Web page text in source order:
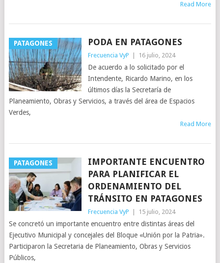
Read More
PATAGONES PODA EN PATAGONES
Frecuencia VyP 16 julio, 2024
De acuerdo a lo solicitado por el
Intendente, Ricardo Marino, en los
últimos días la Secretaría de
Planeamiento, Obras y Servicios, a través del área de Espacios
Verdes,
Read More
PATAGONES
IMPORTANTE ENCUENTRO
PARA PLANIFICAR EL
ORDENAMIENTO DEL
TRÁNSITO EN PATAGONES
Frecuencia VyP 15 julio, 2024
Se concretó un importante encuentro entre distintas áreas del
Ejecutivo Municipal y concejales del Bloque «Unión por la Patria».
Participaron la Secretaria de Planeamiento, Obras y Servicios
Públicos,